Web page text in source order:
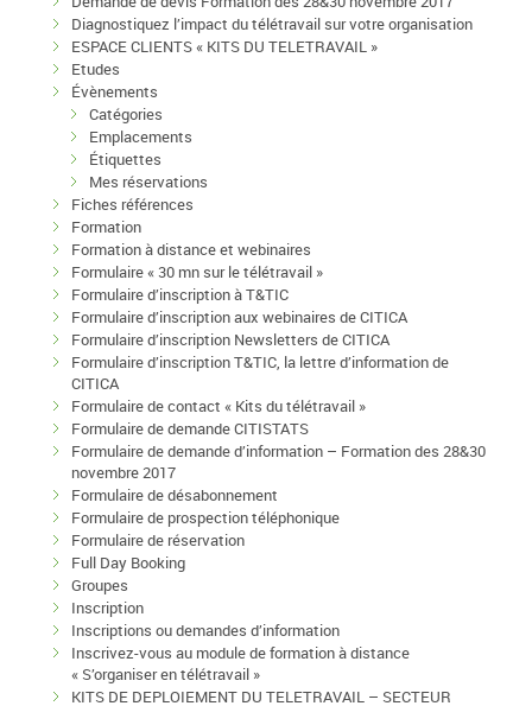
Diagnostiquez l’impact du télétravail sur votre organisation
ESPACE CLIENTS « KITS DU TELETRAVAIL »
Etudes
Évènements
Catégories
Emplacements
Étiquettes
Mes réservations
Fiches références
Formation
Formation à distance et webinaires
Formulaire « 30 mn sur le télétravail »
Formulaire d’inscription à T&TIC
Formulaire d’inscription aux webinaires de CITICA
Formulaire d’inscription Newsletters de CITICA
Formulaire d’inscription T&TIC, la lettre d’information de
CITICA
Formulaire de contact « Kits du télétravail »
Formulaire de demande CITISTATS
Formulaire de demande d’information – Formation des 28&30
novembre 2017
Formulaire de désabonnement
Formulaire de prospection téléphonique
Formulaire de réservation
Full Day Booking
Groupes
Inscription
Inscriptions ou demandes d’information
Inscrivez-vous au module de formation à distance
« S’organiser en télétravail »
KITS DE DEPLOIEMENT DU TELETRAVAIL – SECTEUR